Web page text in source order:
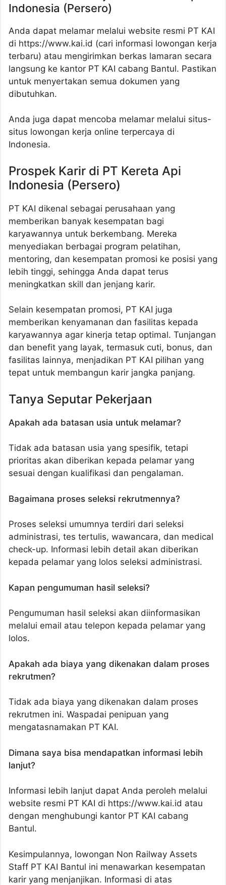
Indonesia (Persero)
Anda dapat melamar melalui website resmi PT KAI
di https://www.kai.id (cari informasi lowongan kerja
terbaru) atau mengirimkan berkas lamaran secara
langsung ke kantor PT KAI cabang Bantul. Pastikan
untuk menyertakan semua dokumen yang
dibutuhkan.
Anda juga dapat mencoba melamar melalui situs-
situs lowongan kerja online terpercaya di
Indonesia.
Prospek Karir di PT Kereta Api
Indonesia (Persero)
PT KAI dikenal sebagai perusahaan yang
memberikan banyak kesempatan bagi
karyawannya untuk berkembang. Mereka
menyediakan berbagai program pelatihan,
mentoring, dan kesempatan promosi ke posisi yang
lebih tinggi, sehingga Anda dapat terus
meningkatkan skill dan jenjang karir.
Selain kesempatan promosi, PT KAI juga
memberikan kenyamanan dan fasilitas kepada
karyawannya agar kinerja tetap optimal. Tunjangan
dan benefit yang layak, termasuk cuti, bonus, dan
fasilitas lainnya, menjadikan PT KAI pilihan yang
tepat untuk membangun karir jangka panjang.
Tanya Seputar Pekerjaan
Apakah ada batasan usia untuk melamar?
Tidak ada batasan usia yang spesifik, tetapi
prioritas akan diberikan kepada pelamar yang
sesuai dengan kualifikasi dan pengalaman.
Bagaimana proses seleksi rekrutmennya?
Proses seleksi umumnya terdiri dari seleksi
administrasi, tes tertulis, wawancara, dan medical
check-up. Informasi lebih detail akan diberikan
kepada pelamar yang lolos seleksi administrasi.
Kapan pengumuman hasil seleksi?
Pengumuman hasil seleksi akan diinformasikan
melalui email atau telepon kepada pelamar yang
lolos.
Apakah ada biaya yang dikenakan dalam proses
rekrutmen?
Tidak ada biaya yang dikenakan dalam proses
rekrutmen ini. Waspadai penipuan yang
mengatasnamakan PT KAI.
Dimana saya bisa mendapatkan informasi lebih
lanjut?
Informasi lebih lanjut dapat Anda peroleh melalui
website resmi PT KAI di https://www.kai.id atau
dengan menghubungi kantor PT KAI cabang
Bantul.
Kesimpulannya, lowongan Non Railway Assets
Staff PT KAI Bantul ini menawarkan kesempatan
karir yang menjanjikan. Informasi di atas